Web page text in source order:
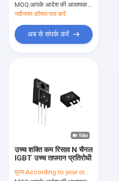
उत्पाद
वीडियो
वी.आर. शो
MOQ:आपके आदेश की आवश्यकता के अनुसार
नवीनतम कीमत पता करें
अब से संपर्क करें
उच्च शक्ति कम रिसाव N चैनल
IGBT उच्च तापमान प्रतिरोधी
मूल्य:According to your order requirement